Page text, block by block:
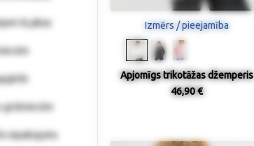
& jakas
grūtniecēm
iepakojums
Izmērs / pieejamība
Apjomīgs trikotāžas džemperis
46,90 €